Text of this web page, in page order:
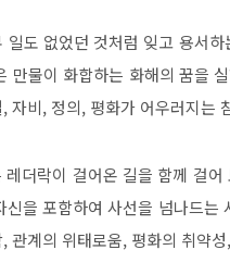
일도 없었던 것처럼 잊고 용서
만물이 화합하는 화해의 꿈을
자비, 정의, 평화가 어우러지는
레더락이 걸어온 길을 함께 걸
신을 포함하여 사선을 넘나드는
관계의 위태로움, 평화의 취약